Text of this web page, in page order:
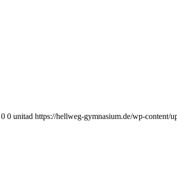
0 0 unitad https://hellweg-gymnasium.de/wp-content/